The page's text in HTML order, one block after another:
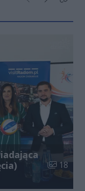
Poprzednie
NastępneKliknij
Liczba
18